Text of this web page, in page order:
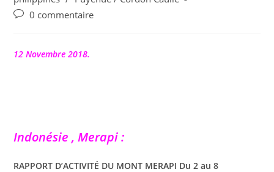
Commentaires
publication :
0 commentaire
12 Novembre 2018.
Indonésie , Merapi :
RAPPORT D’ACTIVITÉ DU MONT MERAPI Du 2 au 8